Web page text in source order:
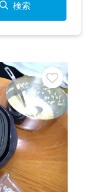
検索